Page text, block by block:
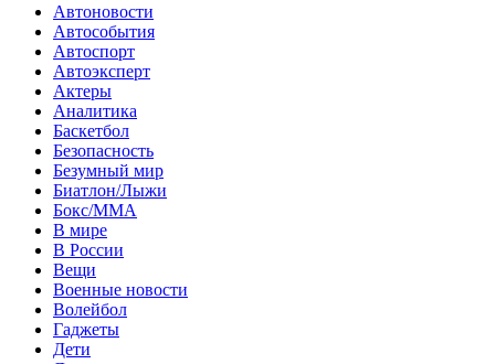
Автоновости
Автособытия
Автоспорт
Автоэксперт
Актеры
Аналитика
Баскетбол
Безопасность
Безумный мир
Биатлон/Лыжи
Бокс/MMA
В мире
В России
Вещи
Военные новости
Волейбол
Гаджеты
Дети